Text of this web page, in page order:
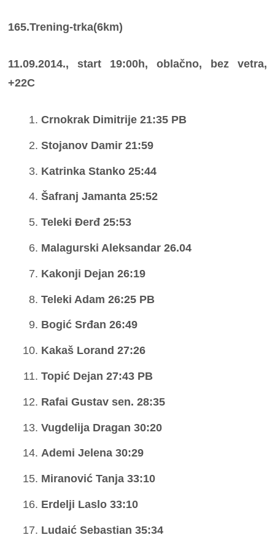
165.Trening-trka(6km)
11.09.2014., start 19:00h, oblačno, bez vetra,
+22C
Crnokrak Dimitrije 21:35 PB
Stojanov Damir 21:59
Katrinka Stanko 25:44
Šafranj Jamanta 25:52
Teleki Đerđ 25:53
Malagurski Aleksandar 26.04
Kakonji Dejan 26:19
Teleki Adam 26:25 PB
Bogić Srđan 26:49
Kakaš Lorand 27:26
Topić Dejan 27:43 PB
Rafai Gustav sen. 28:35
Vugdelija Dragan 30:20
Ademi Jelena 30:29
Miranović Tanja 33:10
Erdelji Laslo 33:10
Ludaić Sebastian 35:34